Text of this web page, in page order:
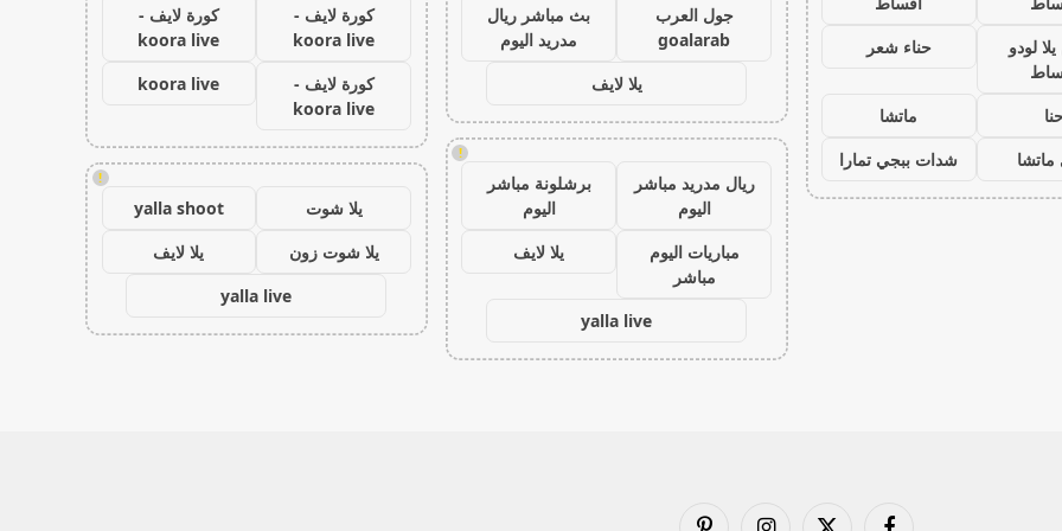
لودو
حناء شعر
ماتشا
شدات ببجي تمارا
جول العرب
goalarab
بث مباشر ريال
مدريد اليوم
يلا لايف
!
ريال مدريد مباشر
اليوم
برشلونة مباشر
اليوم
مباريات اليوم
مباشر
يلا لايف
yalla live
كورة لايف -
koora live
كورة لايف -
koora live
كورة لايف -
koora live
koora live
!
يلا شوت
yalla shoot
يلا شوت زون
يلا لايف
yalla live